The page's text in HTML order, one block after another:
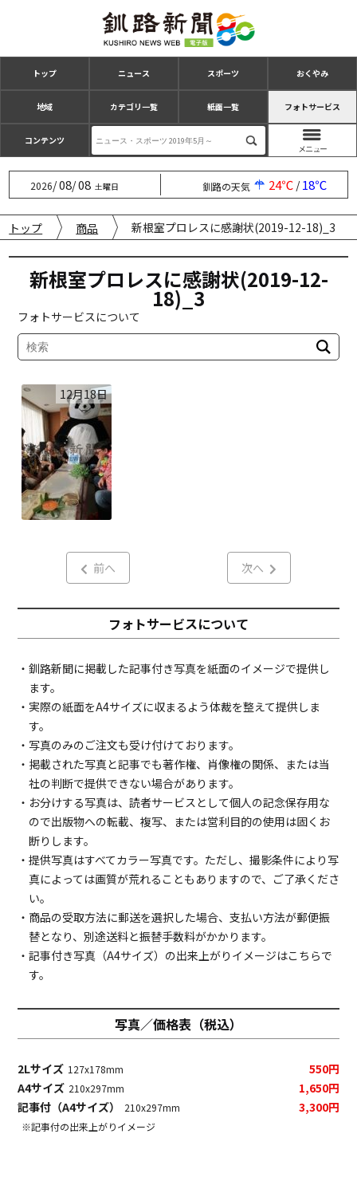
トップ ニュース スポーツ おくやみ
地域 カテゴリ一覧 紙面一覧 フォトサービス
コンテンツ
2026/08/08 土曜日 釧路の天気 24℃/18℃
トップ 商品 新根室プロレスに感謝状(2019-12-18)_3
新根室プロレスに感謝状(2019-12-
18)_3
フォトサービスについて
12月18日
前へ 次へ
フォトサービスについて
・釧路新聞に掲載した記事付き写真を紙面のイメージで提供し
ます。
・実際の紙面をA4サイズに収まるよう体裁を整えて提供しま
す。
・写真のみのご注文も受け付けております。
・掲載された写真と記事でも著作権、肖像権の関係、または当
社の判断で提供できない場合があります。
・お分けする写真は、読者サービスとして個人の記念保存用な
ので出版物への転載、複写、または営利目的の使用は固くお
断りします。
・提供写真はすべてカラー写真です。ただし、撮影条件により写
真によっては画質が荒れることもありますので、ご了承くださ
い。
・商品の受取方法に郵送を選択した場合、支払い方法が郵便振
替となり、別途送料と振替手数料がかかります。
・記事付き写真（A4サイズ）の出来上がりイメージはこちらで
す。
写真／価格表（税込）
2Lサイズ 127x178mm
550円
A4サイズ 210x297mm
1,650円
記事付（A4サイズ）
210x297mm 3,300円
※記事付の出来上がりイメージ